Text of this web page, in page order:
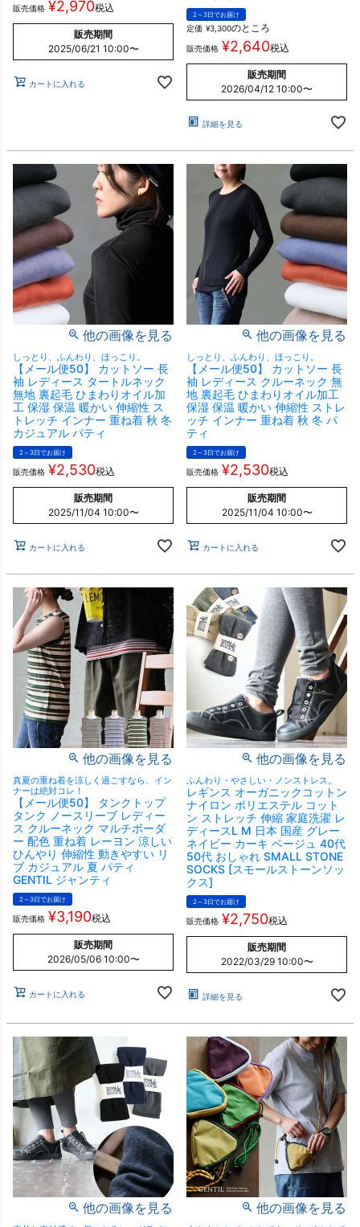
販売価格 ¥2,970税込
販売期間
2025/06/21 10:00〜
カートに入れる
2～3日でお届け
定価 ¥3,300のところ
販売価格 ¥2,640税込
販売期間
2026/04/12 10:00〜
詳細を見る
他の画像を見る
しっとり、ふんわり、ほっこり。
【メール便50】 カットソー 長
袖 レディース タートルネック
無地 裏起毛 ひまわりオイル加
工 保湿 保温 暖かい 伸縮性 ス
トレッチ インナー 重ね着 秋 冬
カジュアル パティ
2～3日でお届け
販売価格 ¥2,530税込
販売期間
2025/11/04 10:00〜
カートに入れる
他の画像を見る
しっとり、ふんわり、ほっこり。
【メール便50】 カットソー 長
袖 レディース クルーネック 無
地 裏起毛 ひまわりオイル加工
保湿 保温 暖かい 伸縮性 ストレ
ッチ インナー 重ね着 秋 冬 パ
ティ
2～3日でお届け
販売価格 ¥2,530税込
販売期間
2025/11/04 10:00〜
カートに入れる
他の画像を見る
真夏の重ね着を涼しく過ごすなら、イン
ナーは絶対コレ！
【メール便50】 タンクトップ
タンク ノースリーブ レディー
ス クルーネック マルチボーダ
ー 配色 重ね着 レーヨン 涼しい
ひんやり 伸縮性 動きやすい リ
ブ カジュアル 夏 パティ
GENTIL ジャンティ
2～3日でお届け
販売価格 ¥3,190税込
販売期間
2026/05/06 10:00〜
カートに入れる
他の画像を見る
ふんわり・やさしい・ノンストレス。
レギンス オーガニックコットン
ナイロン ポリエステル コット
ン ストレッチ 伸縮 家庭洗濯 レ
ディースL M 日本 国産 グレー
ネイビー カーキ ベージュ 40代
50代 おしゃれ SMALL STONE
SOCKS [スモールストーンソッ
クス]
2～3日でお届け
販売価格 ¥2,750税込
販売期間
2022/03/29 10:00〜
詳細を見る
他の画像を見る 他の画像を見る